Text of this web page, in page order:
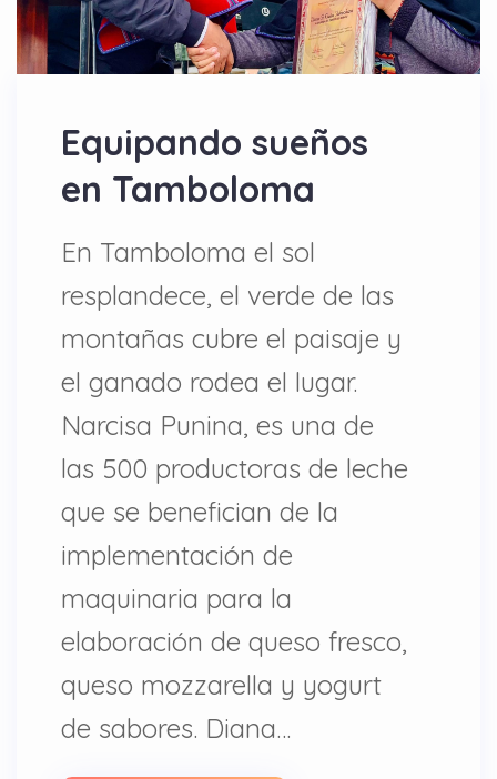
Equipando sueños
en Tamboloma
En Tamboloma el sol
resplandece, el verde de las
montañas cubre el paisaje y
el ganado rodea el lugar.
Narcisa Punina, es una de
las 500 productoras de leche
que se benefician de la
implementación de
maquinaria para la
elaboración de queso fresco,
queso mozzarella y yogurt
de sabores. Diana…